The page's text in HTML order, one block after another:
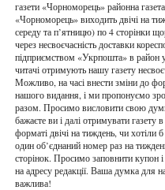
газети «Чорноморець» районна газета
«Чорноморець» виходить двічі на
середу та п’ятницю) по 4 сторінки
через несвоєчасність доставки
підприємством «Укрпошта» в район
читачі отримують нашу газету
Можливо, на часі внести зміни до
нашого видання, і ми пропонуємо
разом. Просимо висловити свою
бажаєте ви і далі отримувати газету
форматі двічі на тиждень, чи хотіли
один об’єднаний номер раз на
сторінок. Просимо заповнити купон і
на адресу редакції. Ваша думка для
важлива!